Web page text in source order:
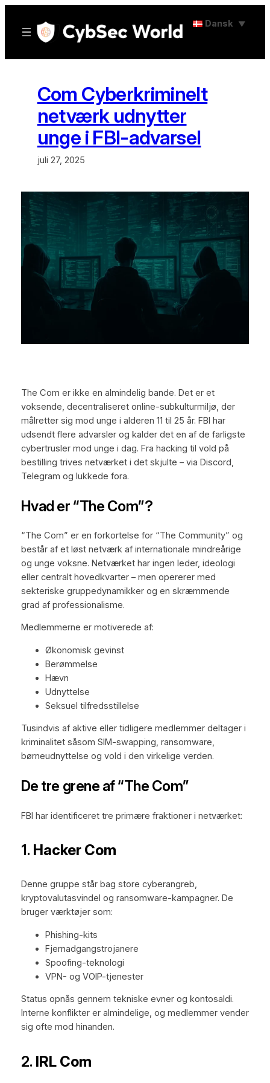
indhold
Dansk ▼
Com Cyberkriminelt
netværk udnytter
unge i FBI-advarsel
juli 27, 2025
The Com er ikke en almindelig bande. Det er et
voksende, decentraliseret online-subkulturmiljø, der
målretter sig mod unge i alderen 11 til 25 år. FBI har
udsendt flere advarsler og kalder det en af de farligste
cybertrusler mod unge i dag. Fra hacking til vold på
bestilling trives netværket i det skjulte – via Discord,
Telegram og lukkede fora.
Hvad er “The Com”?
“The Com” er en forkortelse for “The Community” og
består af et løst netværk af internationale mindreårige
og unge voksne. Netværket har ingen leder, ideologi
eller centralt hovedkvarter – men opererer med
sekteriske gruppedynamikker og en skræmmende
grad af professionalisme.
Medlemmerne er motiverede af:
Økonomisk gevinst
Berømmelse
Hævn
Udnyttelse
Seksuel tilfredsstillelse
Tusindvis af aktive eller tidligere medlemmer deltager i
kriminalitet såsom SIM-swapping, ransomware,
børneudnyttelse og vold i den virkelige verden.
De tre grene af “The Com”
FBI har identificeret tre primære fraktioner i netværket:
1. Hacker Com
Denne gruppe står bag store cyberangreb,
kryptovalutasvindel og ransomware-kampagner. De
bruger værktøjer som:
Phishing-kits
Fjernadgangstrojanere
Spoofing-teknologi
VPN- og VOIP-tjenester
Status opnås gennem tekniske evner og kontosaldi.
Interne konflikter er almindelige, og medlemmer vender
sig ofte mod hinanden.
2. IRL Com